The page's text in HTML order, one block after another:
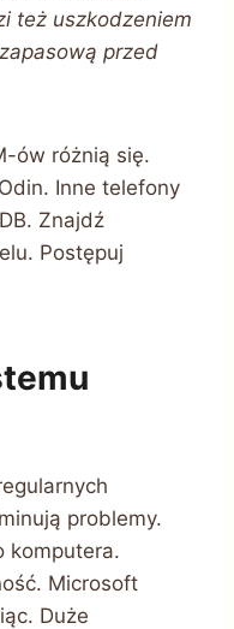
też uszkodzeniem
przed
ów różnią się.
Inne telefony
Znajdź
Postępuj
problemy.
komputera.
Microsoft
Duże